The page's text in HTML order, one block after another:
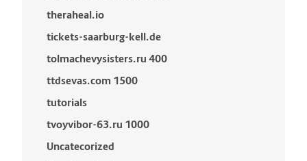
theraheal.io
tickets-saarburg-kell.de
tolmachevysisters.ru 400
ttdsevas.com 1500
tutorials
tvoyvibor-63.ru 1000
Uncatecorized